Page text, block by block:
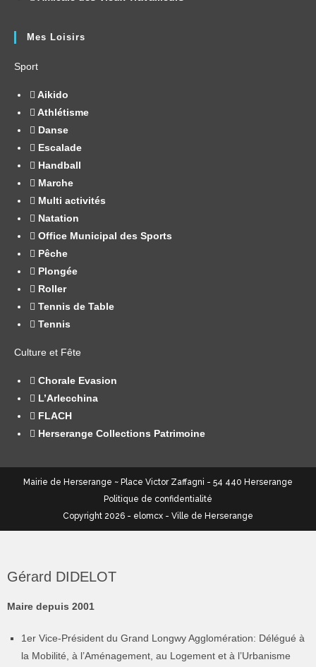
Mes Loisirs
Sport
Aikido
Athlétisme
Danse
Escalade
Handball
Marche
Multi activités
Natation
Office Municipal des Sports
Pêche
Plongée
Roller
Tennis de Table
Tennis
Culture et Fête
Chorale Evasion
L’Arlecchina
FLACH
Herserange Collections Patrimoine
Mairie de Herserange ~ Place Victor Zaffagni - 54 440 Herserange
Politique de confidentialité
Copyright 2026 - elomcx - Ville de Herserange
Gérard DIDELOT
Maire depuis 2001
1er Vice-Président du Grand Longwy Agglomération: Délégué à
la Mobilité, à l’Aménagement, au Logement et à l’Urbanisme